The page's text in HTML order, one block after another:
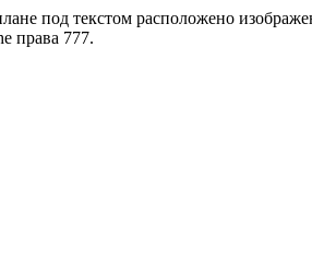
под текстом расположено
права 777.